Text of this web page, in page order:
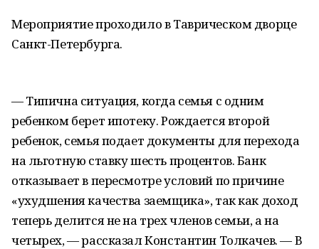
Мероприятие проходило в Таврическом дворце
Санкт-Петербурга.
— Типична ситуация, когда семья с одним
ребенком берет ипотеку. Рождается второй
ребенок, семья подает документы для перехода
на льготную ставку шесть процентов. Банк
отказывает в пересмотре условий по причине
«ухудшения качества заемщика», так как доход
теперь делится не на трех членов семьи, а на
четырех, — рассказал Константин Толкачев. — В